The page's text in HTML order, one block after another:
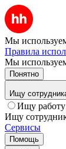
Мы
Правила
Мы
Понятно
Ищу
Ищу работу
Ищу
Сервисы
Помощь